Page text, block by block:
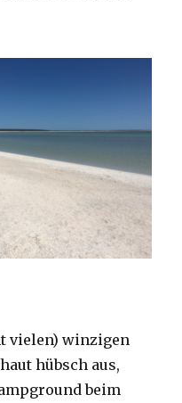
vielen) winzigen
hübsch aus,
beim